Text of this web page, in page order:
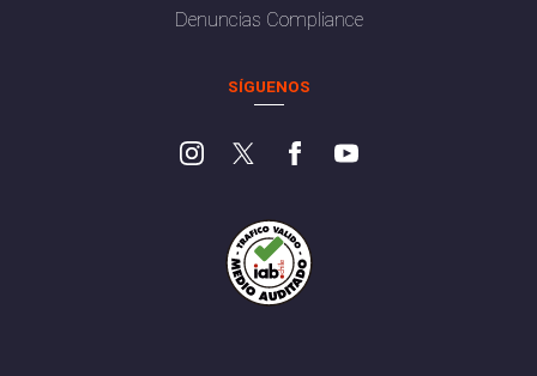
Denuncias Compliance
SÍGUENOS